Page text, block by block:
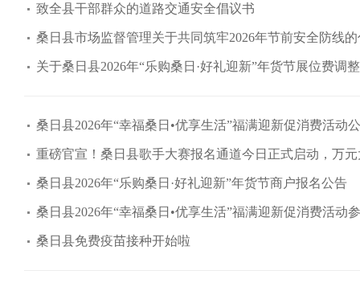
致全县干部群众的道路交通安全倡议书
桑日县市场监督管理关于共同筑牢2026年节前安全防线
关于桑日县2026年“乐购桑日·好礼迎新”年货节展位费调
桑日县2026年“幸福桑日•优享生活”福满迎新促消费活动
重磅官宣！桑日县歌手大赛报名通道今日正式启动，万
桑日县2026年“乐购桑日·好礼迎新”年货节商户报名公告
桑日县2026年“幸福桑日•优享生活”福满迎新促消费活动
桑日县免费疫苗接种开始啦